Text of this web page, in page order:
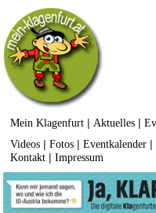
Mein Klagenfurt | Aktuelles |
Videos |Fotos |Eventkalender |
Kontakt |Impressum